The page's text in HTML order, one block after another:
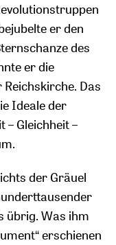
er den
des
er die
Das
Ideale der
– Gleichheit –
der Gräuel
übrig. Was ihm
erschienen